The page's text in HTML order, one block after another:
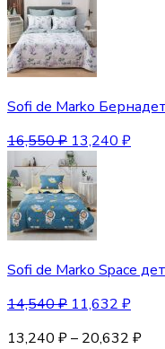
Sofi de Marko
16,550₽ 13,240 ₽
Sofi de Marko Space
14,540₽ 11,632 ₽
13,240 ₽– 20,632 ₽